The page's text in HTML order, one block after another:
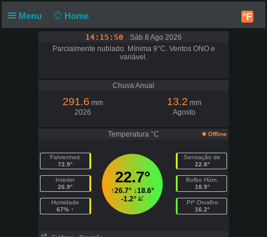
Menu Home °F
14:15:51
Sáb 8 Ago 2026
Parcialmente nublado. Mínima 9°C. Ventos ONO e
variável.
Chuva Anual
291.6mm
2026
13.2 mm
Agosto
Temperatura °C Offline
Fahrenheit
72.9°
Interior
26.9°
Humidade
67% ↑
22.7°
↑26.7°↓18.6°
-1.2°
Sensação de
22.8°
Bolbo Húm.
18.9°
Ptº Orvalho
16.2°